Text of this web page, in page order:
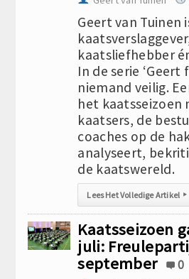
Geert van Tuinen
kaatsliefhebber
In de serie ‘Geert
niemand veilig.
het kaatsseizoen
kaatsers, de
coaches op de
analyseert,
de kaatswereld.
Lees Het Volledige Artikel ▸
Kaatsseizoen
juli:
september
0